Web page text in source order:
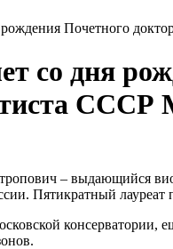
рождения Почетного
со дня
СССР
– выдающийся
Пятикратный